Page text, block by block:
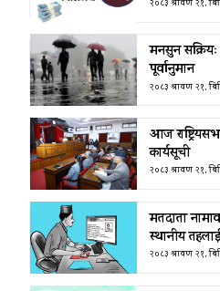
२०८३ श्रावण २१,
मनसुन सक्रियः
पूर्वानुमान
२०८३ श्रावण २१,
आज
कार्यसूची
२०८३ श्रावण २१,
मतदाता
स्थानीय
२०८३ श्रावण २१,